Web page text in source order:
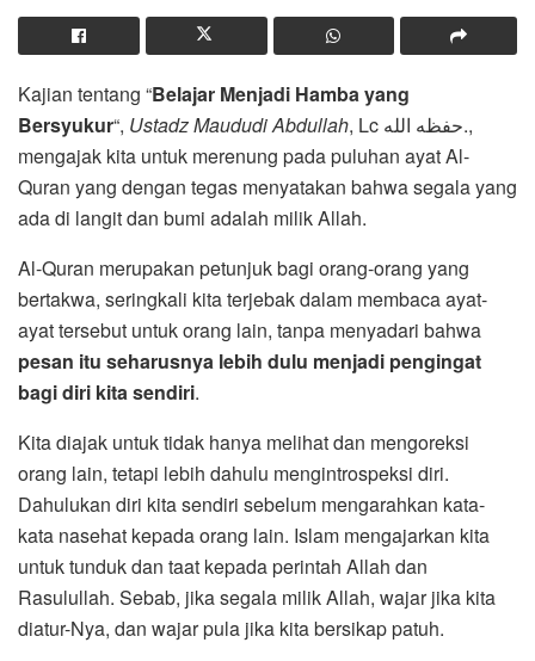
Kajian tentang “Belajar Menjadi Hamba yang
Bersyukur“, Ustadz Maududi Abdullah, Lc حفظه الله.,
mengajak kita untuk merenung pada puluhan ayat Al-
Quran yang dengan tegas menyatakan bahwa segala yang
ada di langit dan bumi adalah milik Allah.
Al-Quran merupakan petunjuk bagi orang-orang yang
bertakwa, seringkali kita terjebak dalam membaca ayat-
ayat tersebut untuk orang lain, tanpa menyadari bahwa
pesan itu seharusnya lebih dulu menjadi pengingat
bagi diri kita sendiri.
Kita diajak untuk tidak hanya melihat dan mengoreksi
orang lain, tetapi lebih dahulu mengintrospeksi diri.
Dahulukan diri kita sendiri sebelum mengarahkan kata-
kata nasehat kepada orang lain. Islam mengajarkan kita
untuk tunduk dan taat kepada perintah Allah dan
Rasulullah. Sebab, jika segala milik Allah, wajar jika kita
diatur-Nya, dan wajar pula jika kita bersikap patuh.